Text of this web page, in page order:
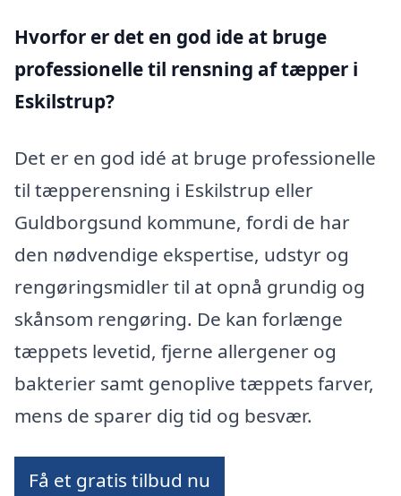
Hvorfor er det en god ide at bruge
professionelle til rensning af tæpper i
Eskilstrup?
Det er en god idé at bruge professionelle
til tæpperensning i Eskilstrup eller
Guldborgsund kommune, fordi de har
den nødvendige ekspertise, udstyr og
rengøringsmidler til at opnå grundig og
skånsom rengøring. De kan forlænge
tæppets levetid, fjerne allergener og
bakterier samt genoplive tæppets farver,
mens de sparer dig tid og besvær.
Få et gratis tilbud nu